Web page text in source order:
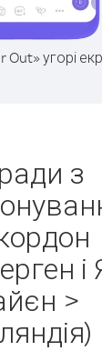
Out» угорі
з
і
>